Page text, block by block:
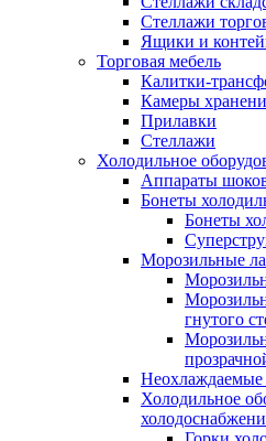
Стеллажи
Ящики и
Торговая мебель
Калитки-
Камеры
Прилавки
Стеллажи
Холодильное
Аппараты
Бонеты
Бонеты
Морозильные
гнутого
Неохлаждаемые
Холодильное